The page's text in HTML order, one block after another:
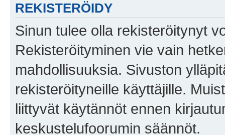
REKISTERÖIDY
Sinun tulee olla rekisteröitynyt
Rekisteröityminen vie vain
mahdollisuuksia. Sivuston
rekisteröityneille käyttäjille.
liittyvät käytännöt ennen
keskustelufoorumin säännöt.